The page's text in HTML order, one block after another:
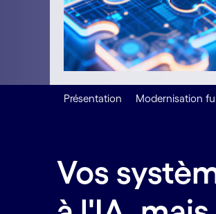
Présentation Modernisation
Vos